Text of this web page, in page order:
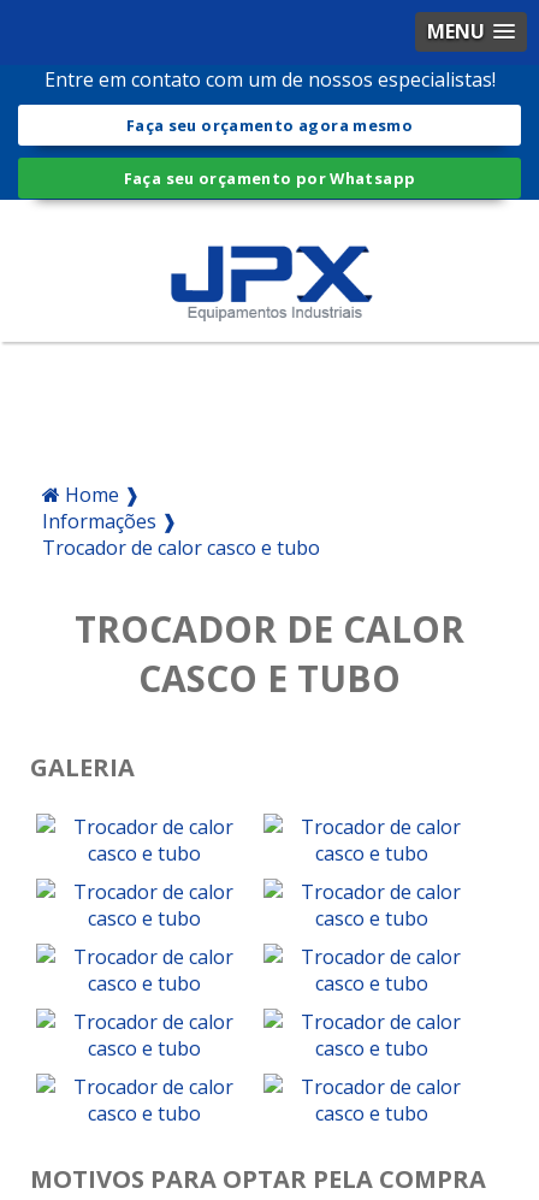
MENU
Entre em contato com um de nossos especialistas!
Faça seu orçamento agora mesmo
Faça seu orçamento por Whatsapp
Home ❱
Informações ❱
Trocador de calor casco e tubo
TROCADOR DE CALOR
CASCO E TUBO
GALERIA
MOTIVOS PARA OPTAR PELA COMPRA